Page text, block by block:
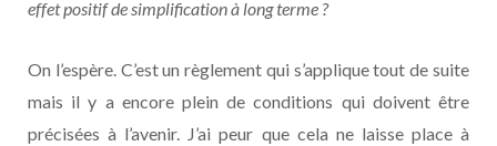
effet positif de simplification à long terme ?
On l’espère. C’est un règlement qui s’applique tout de suite
mais il y a encore plein de conditions qui doivent être
précisées à l’avenir. J’ai peur que cela ne laisse place à